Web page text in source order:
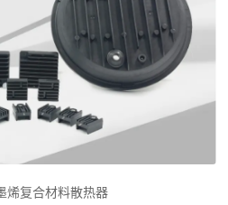
烯复合材料散热器